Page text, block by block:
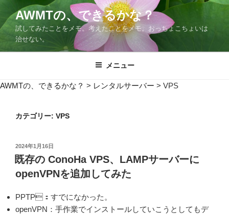
テ
ツ
キ
AWMTの、できるかな？
試してみたことをメモ。考えたことをメモ。おっちょこちょいは
治せない。
メニュー
AWMTの、できるかな？ > レンタルサーバー > VPS
カテゴリー: VPS
投
稿
日:
2024年1月16日
既存の ConoHa VPS、LAMPサーバーに
openVPNを追加してみた
PPTP：すでになかった。
openVPN：手作業でインストールしていこうとしてもデ